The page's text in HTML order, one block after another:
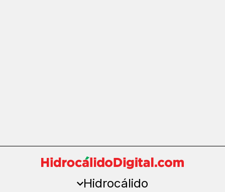
Hidrocálido